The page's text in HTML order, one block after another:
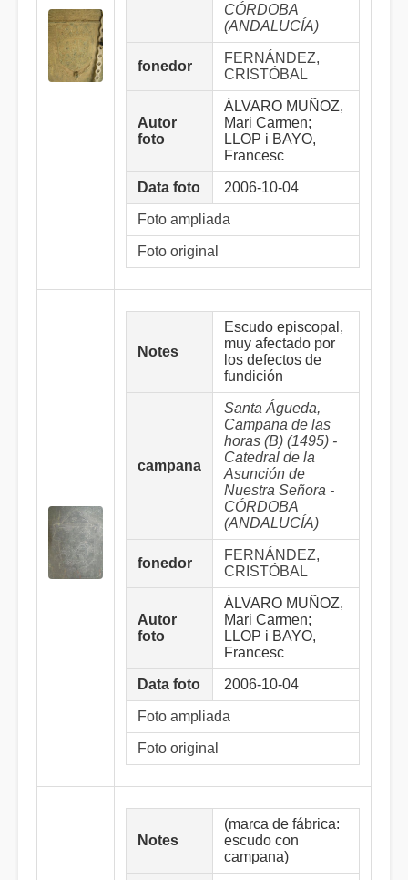
CÓRDOBA
(ANDALUCÍA)
fonedor
FERNÁNDEZ,
CRISTÓBAL
Autor
foto
ÁLVARO MUÑOZ,
Mari Carmen;
LLOP i BAYO,
Francesc
Data foto 2006-10-04
Foto ampliada
Foto original
Notes
Escudo episcopal,
muy afectado por
los defectos de
fundición
campana
Santa Águeda,
Campana de las
horas (B) (1495) -
Catedral de la
Asunción de
Nuestra Señora -
CÓRDOBA
(ANDALUCÍA)
fonedor
FERNÁNDEZ,
CRISTÓBAL
Autor
foto
ÁLVARO MUÑOZ,
Mari Carmen;
LLOP i BAYO,
Francesc
Data foto 2006-10-04
Foto ampliada
Foto original
Notes
(marca de fábrica:
escudo con
campana)